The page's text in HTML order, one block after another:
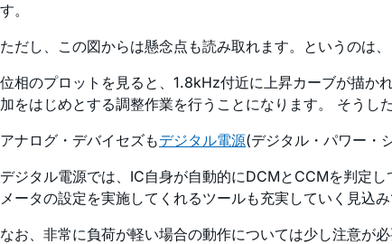
す。
ただし、この図からは懸念点も読み取れます。というのは
位相のプロットを見ると、1.8kHz付近に上昇カーブが描か
加をはじめとする調整作業を行うことになります。 そうし
アナログ・デバイセズもデジタル電源(デジタル・パワー・
デジタル電源では、IC自身が自動的にDCMとCCMを判定
メータの設定を実施してくれるツールも充実していく見込み
なお、非常に負荷が軽い場合の動作については少し注意が必